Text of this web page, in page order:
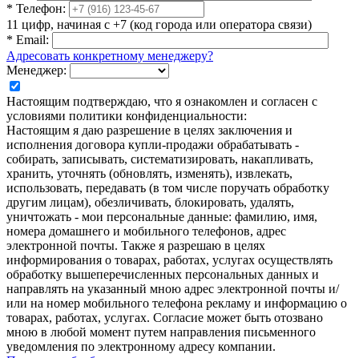
* Телефон:
11 цифр, начиная с +7 (код города или оператора связи)
* Email:
Адресовать конкретному менеджеру?
Менеджер:
Настоящим подтверждаю, что я ознакомлен и согласен с
условиями политики конфиденциальности:
Настоящим я даю разрешение в целях заключения и
исполнения договора купли-продажи обрабатывать -
собирать, записывать, систематизировать, накапливать,
хранить, уточнять (обновлять, изменять), извлекать,
использовать, передавать (в том числе поручать обработку
другим лицам), обезличивать, блокировать, удалять,
уничтожать - мои персональные данные: фамилию, имя,
номера домашнего и мобильного телефонов, адрес
электронной почты. Также я разрешаю в целях
информирования о товарах, работах, услугах осуществлять
обработку вышеперечисленных персональных данных и
направлять на указанный мною адрес электронной почты и/
или на номер мобильного телефона рекламу и информацию о
товарах, работах, услугах. Согласие может быть отозвано
мною в любой момент путем направления письменного
уведомления по электронному адресу компании.